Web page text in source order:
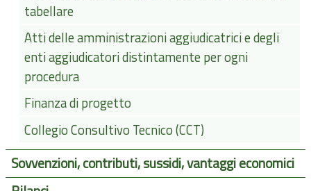
tabellare
Atti delle amministrazioni aggiudicatrici e degli
enti aggiudicatori distintamente per ogni
procedura
Finanza di progetto
Collegio Consultivo Tecnico (CCT)
Sovvenzioni, contributi, sussidi, vantaggi economici